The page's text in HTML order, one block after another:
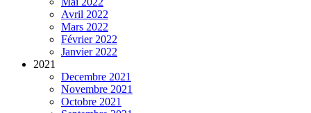
Avril 2022
Mars 2022
Février 2022
Janvier 2022
2021
Decembre 2021
Novembre 2021
Octobre 2021